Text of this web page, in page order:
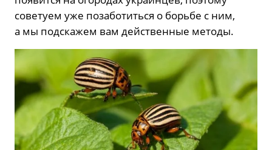
советуем уже позаботиться о борьбе с ним,
а мы подскажем вам действенные методы.